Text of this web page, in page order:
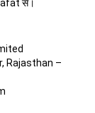
से।
Rajasthan –